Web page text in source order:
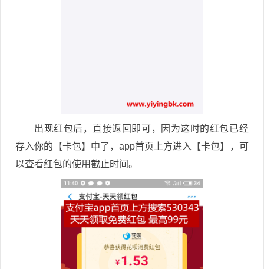
出现红包后，直接返回即可，因为这时的红包已经
存入你的【卡包】中了，app首页上方进入【卡包】，可
以查看红包的使用截止时间。